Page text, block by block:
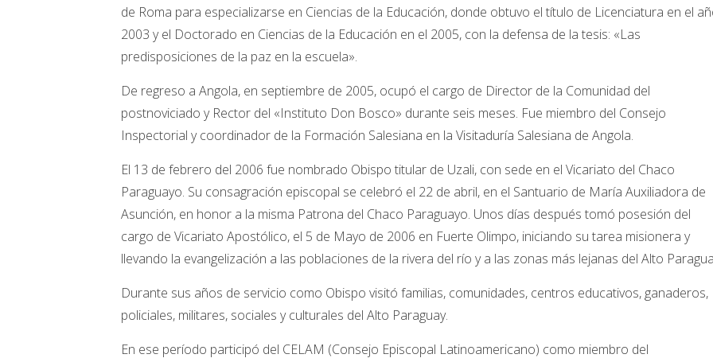
de Roma para especializarse en Ciencias de la Educación, donde obtuvo el título de Licenciatura en el
2003 y el Doctorado en Ciencias de la Educación en el 2005, con la defensa de la tesis: «Las
predisposiciones de la paz en la escuela».
De regreso a Angola, en septiembre de 2005, ocupó el cargo de Director de la Comunidad del
postnoviciado y Rector del «Instituto Don Bosco» durante seis meses. Fue miembro del Consejo
Inspectorial y coordinador de la Formación Salesiana en la Visitaduría Salesiana de Angola.
El 13 de febrero del 2006 fue nombrado Obispo titular de Uzali, con sede en el Vicariato del Chaco
Paraguayo. Su consagración episcopal se celebró el 22 de abril, en el Santuario de María Auxiliadora de
Asunción, en honor a la misma Patrona del Chaco Paraguayo. Unos días después tomó posesión del
cargo de Vicariato Apostólico, el 5 de Mayo de 2006 en Fuerte Olimpo, iniciando su tarea misionera y
llevando la evangelización a las poblaciones de la rivera del río y a las zonas más lejanas del Alto
Durante sus años de servicio como Obispo visitó familias, comunidades, centros educativos, ganaderos,
policiales, militares, sociales y culturales del Alto Paraguay.
En ese período participó del CELAM (Consejo Episcopal Latinoamericano) como miembro del